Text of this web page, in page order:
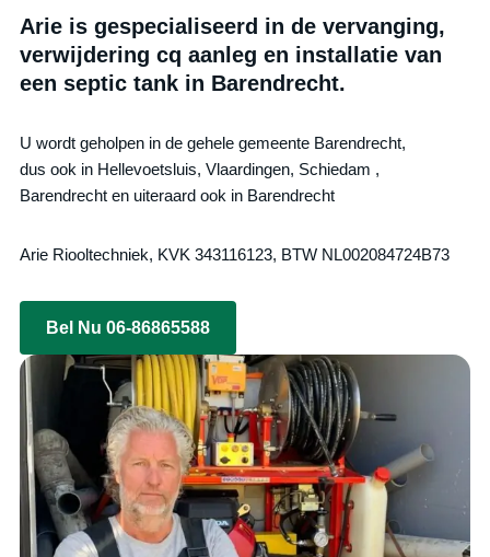
Arie is gespecialiseerd in de vervanging,
verwijdering cq aanleg en installatie van
een septic tank in Barendrecht.
U wordt geholpen in de gehele gemeente Barendrecht,
dus ook in Hellevoetsluis, Vlaardingen, Schiedam ,
Barendrecht en uiteraard ook in Barendrecht
Arie Riooltechniek, KVK 343116123, BTW NL002084724B73
Bel Nu 06-86865588